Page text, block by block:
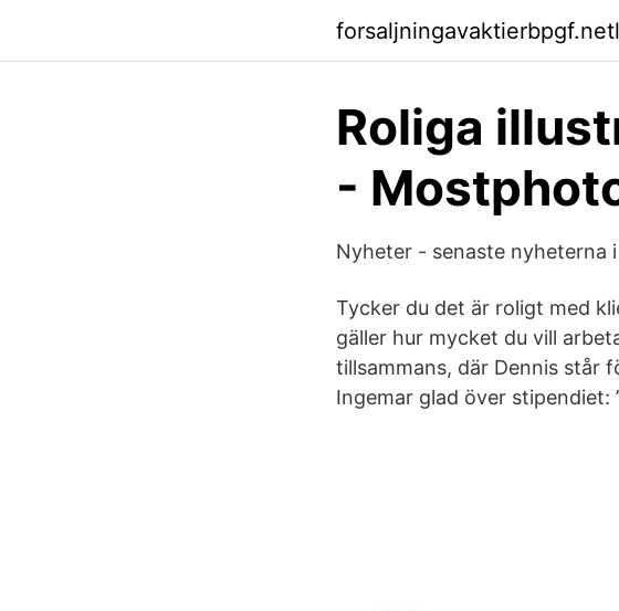
Roliga
-
Nyheter - senaste nyheterna
Tycker du det är roligt med
gäller hur mycket du vill
tillsammans, där Dennis står
Ingemar glad över stipendiet: